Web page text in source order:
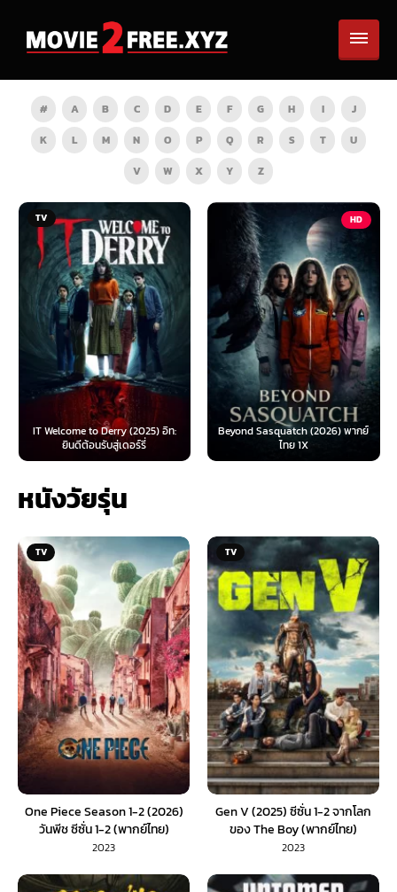
# A B C D E F G H I
J
K
L M N O P Q R S T
U
V
W X Y Z
TV
IT Welcome to Derry (2025) อิท:
ยินดีต้อนรับสู่เดอร์รี่
HD
Beyond Sasquatch (2026) พากย์
ไทย 1X
หนังวัยรุ่น
TV
One Piece Season 1-2 (2026)
วันพีช ซีซั่น 1-2 (พากย์ไทย)
2023
TV
Gen V (2025) ซีซั่น 1-2 จากโลก
ของ The Boy (พากย์ไทย)
2023